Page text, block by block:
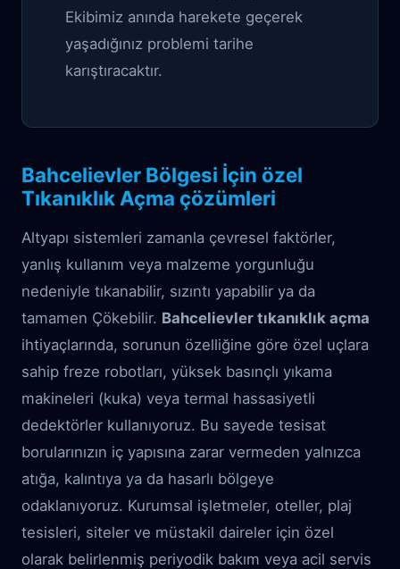
Ekibimiz anında harekete geçerek
yaşadığınız problemi tarihe
karıştıracaktır.
Bahcelievler Bölgesi İçin özel
Tıkanıklık Açma çözümleri
Altyapı sistemleri zamanla çevresel faktörler,
yanlış kullanım veya malzeme yorgunluğu
nedeniyle tıkanabilir, sızıntı yapabilir ya da
tamamen Çökebilir. Bahcelievler tıkanıklık açma
ihtiyaçlarında, sorunun özelliğine göre özel uçlara
sahip freze robotları, yüksek basınçlı yıkama
makineleri (kuka) veya termal hassasiyetli
dedektörler kullanıyoruz. Bu sayede tesisat
borularınızın iç yapısına zarar vermeden yalnızca
atığa, kalıntıya ya da hasarlı bölgeye
odaklanıyoruz. Kurumsal işletmeler, oteller, plaj
tesisleri, siteler ve müstakil daireler için özel
olarak belirlenmiş periyodik bakım veya acil servis